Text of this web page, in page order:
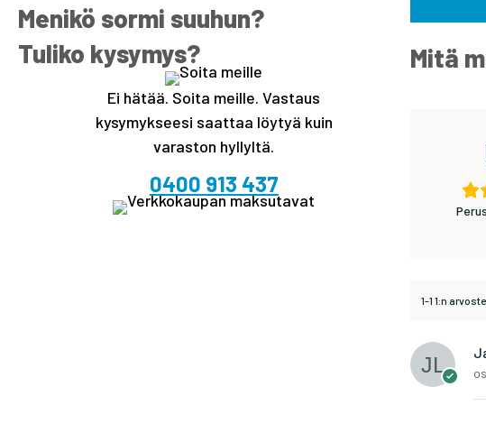
Menikö sormi suuhun?
Tuliko kysymys?
Ei hätää. Soita meille. Vastaus
kysymykseesi saattaa löytyä kuin
varaston hyllyltä.
0400 913 437
Mitä
1-1 1:n